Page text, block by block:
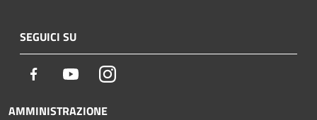
SEGUICI SU
Facebook YoutubeInstagram
AMMINISTRAZIONE